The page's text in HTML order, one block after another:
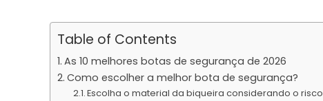
Table of Contents
As 10 melhores botas de segurança de 2026
Como escolher a melhor bota de segurança?
Escolha o material da biqueira considerando o risco